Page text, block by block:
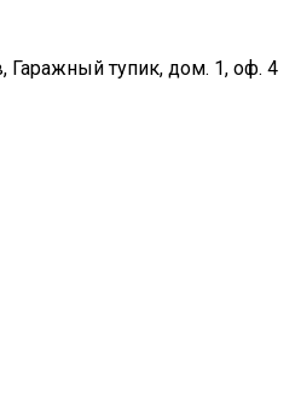
Гаражный тупик, дом. 1, оф. 4